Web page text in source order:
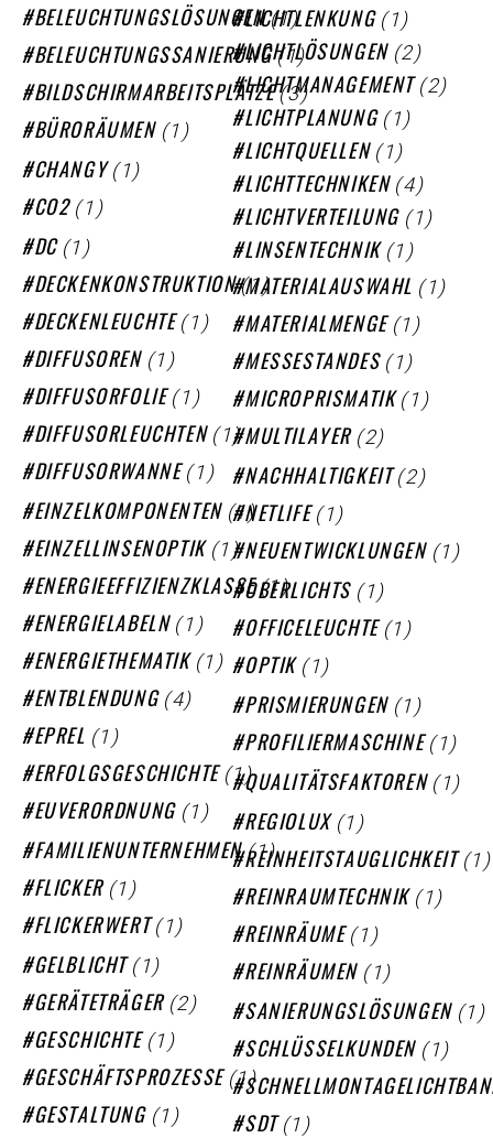
BELEUCHTUNGSLÖSUNGEN (1)
BELEUCHTUNGSSANIERUNG (1)
BILDSCHIRMARBEITSPLÄTZE (3)
BÜRORÄUMEN (1)
CHANGY (1)
CO2 (1)
DC (1)
DECKENKONSTRUKTION (1)
DECKENLEUCHTE (1)
DIFFUSOREN (1)
DIFFUSORFOLIE (1)
DIFFUSORLEUCHTEN (1)
DIFFUSORWANNE (1)
EINZELKOMPONENTEN (1)
EINZELLINSENOPTIK (1)
ENERGIEEFFIZIENZKLASSE (1)
ENERGIELABELN (1)
ENERGIETHEMATIK (1)
ENTBLENDUNG (4)
EPREL (1)
ERFOLGSGESCHICHTE (1)
EUVERORDNUNG (1)
FAMILIENUNTERNEHMEN (1)
FLICKER (1)
FLICKERWERT (1)
GELBLICHT (1)
GERÄTETRÄGER (2)
GESCHICHTE (1)
GESCHÄFTSPROZESSE (1)
GESTALTUNG (1)
LICHTLENKUNG (1)
LICHTLÖSUNGEN (2)
LICHTMANAGEMENT (2)
LICHTPLANUNG (1)
LICHTQUELLEN (1)
LICHTTECHNIKEN (4)
LICHTVERTEILUNG (1)
LINSENTECHNIK (1)
MATERIALAUSWAHL (1)
MATERIALMENGE (1)
MESSESTANDES (1)
MICROPRISMATIK (1)
MULTILAYER (2)
NACHHALTIGKEIT (2)
NETLIFE (1)
NEUENTWICKLUNGEN (1)
OBERLICHTS (1)
OFFICELEUCHTE (1)
OPTIK (1)
PRISMIERUNGEN (1)
PROFILIERMASCHINE (1)
QUALITÄTSFAKTOREN (1)
REGIOLUX (1)
REINHEITSTAUGLICHKEIT (1)
REINRAUMTECHNIK (1)
REINRÄUME (1)
REINRÄUMEN (1)
SANIERUNGSLÖSUNGEN (1)
SCHLÜSSELKUNDEN (1)
SDT (1)